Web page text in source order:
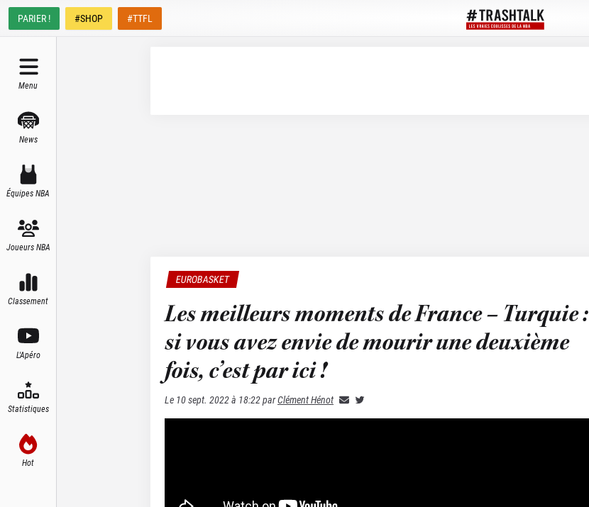
PARIER ! #SHOP #TTFL
Menu
News
Équipes NBA
Joueurs NBA
Classement
L'Apéro
Statistiques
Hot
EUROBASKET
Les meilleurs moments de France – Turquie :
si vous avez envie de mourir une deuxième
fois, c’est par ici !
Le 10 sept. 2022 à 18:22parClément Hénot